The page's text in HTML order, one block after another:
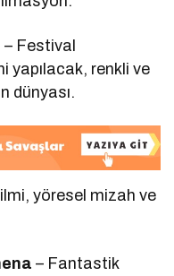
– Festival
yapılacak, renkli ve
dünyası.
yöresel mizah ve
– Fantastik